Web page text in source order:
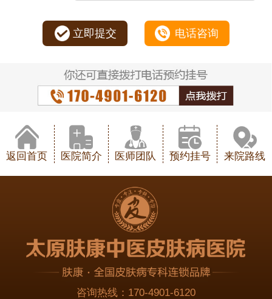
立即提交 电话咨询
返回首页 医院简介 医师团队 预约挂号 来院路线
咨询热线： 170-4901-6120